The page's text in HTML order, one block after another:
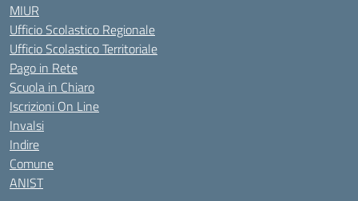
MIUR
Ufficio Scolastico Regionale
Ufficio Scolastico Territoriale
Pago in Rete
Scuola in Chiaro
Iscrizioni On Line
Invalsi
Indire
Comune
ANIST